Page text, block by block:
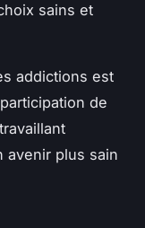
sains et
addictions est
de
avenir plus sain